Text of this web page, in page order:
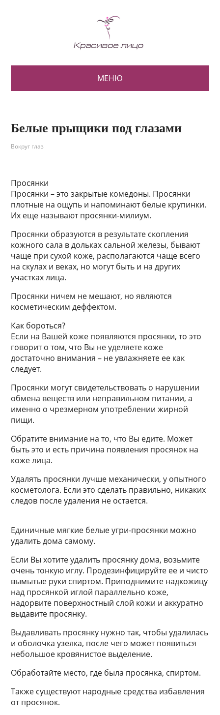
МЕНЮ
Белые прыщики под глазами
Вокруг глаз
Просянки
Просянки – это закрытые комедоны. Просянки
плотные на ощупь и напоминают белые крупинки.
Их еще называют просянки-милиум.
Просянки образуются в результате скопления
кожного сала в дольках сальной железы, бывают
чаще при сухой коже, располагаются чаще всего
на скулах и веках, но могут быть и на других
участках лица.
Просянки ничем не мешают, но являются
косметическим деффектом.
Как бороться?
Если на Вашей коже появляются просянки, то это
говорит о том, что Вы не уделяете коже
достаточно внимания – не увлажняете ее как
следует.
Просянки могут свидетельствовать о нарушении
обмена веществ или неправильном питании, а
именно о чрезмерном употреблении жирной
пищи.
Обратите внимание на то, что Вы едите. Может
быть это и есть причина появления просянок на
коже лица.
Удалять просянки лучше механически, у опытного
косметолога. Если это сделать правильно, никаких
следов после удаления не остается.
Единичные мягкие белые угри-просянки можно
удалить дома самому.
Если Вы хотите удалить просянку дома, возьмите
очень тонкую иглу. Продезинфицируйте ее и чисто
вымытые руки спиртом. Приподнимите надкожицу
над просянкой иглой параллельно коже,
надорвите поверхностный слой кожи и аккуратно
выдавите просянку.
Выдавливать просянку нужно так, чтобы удалилась
и оболочка узелка, после чего может появиться
небольшое кровянистое выделение.
Обработайте место, где была просянка, спиртом.
Также существуют народные средства избавления
от просянок.